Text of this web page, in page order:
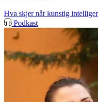
Hva skjer når kunstig
Podkast